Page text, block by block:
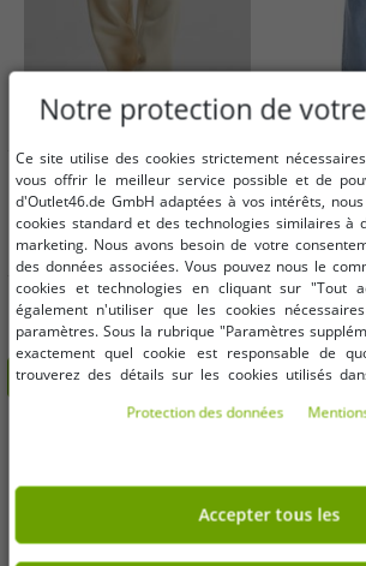
Tailles disponibles
L 5XL
Pantalon femme Urban Classics
confortable 330 g/m² en coton écru-
blanc
Avant:49,99 €* 13,10 €
dans le panier
HOMEBOY
en jean
Avant:
Notre protection de
Ce site utilise des cookies strictement
vous offrir le meilleur service possible et de
d'Outlet46.de GmbH adaptées à vos intérêts,
cookies standard et des technologies similaires à
marketing. Nous avons besoin de votre
des données associées. Vous pouvez nous le
cookies et technologies en cliquant sur "Tout
également n'utiliser que les cookies
paramètres. Sous la rubrique "Paramètres
exactement quel cookie est responsable de
trouverez des détails sur les cookies utilisés
consentement à tout moment. Les
Protection des données
Accepter tous les